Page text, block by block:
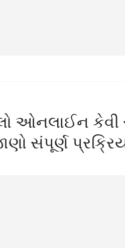
ઓનલાઈન કેવી
સંપૂર્ણ